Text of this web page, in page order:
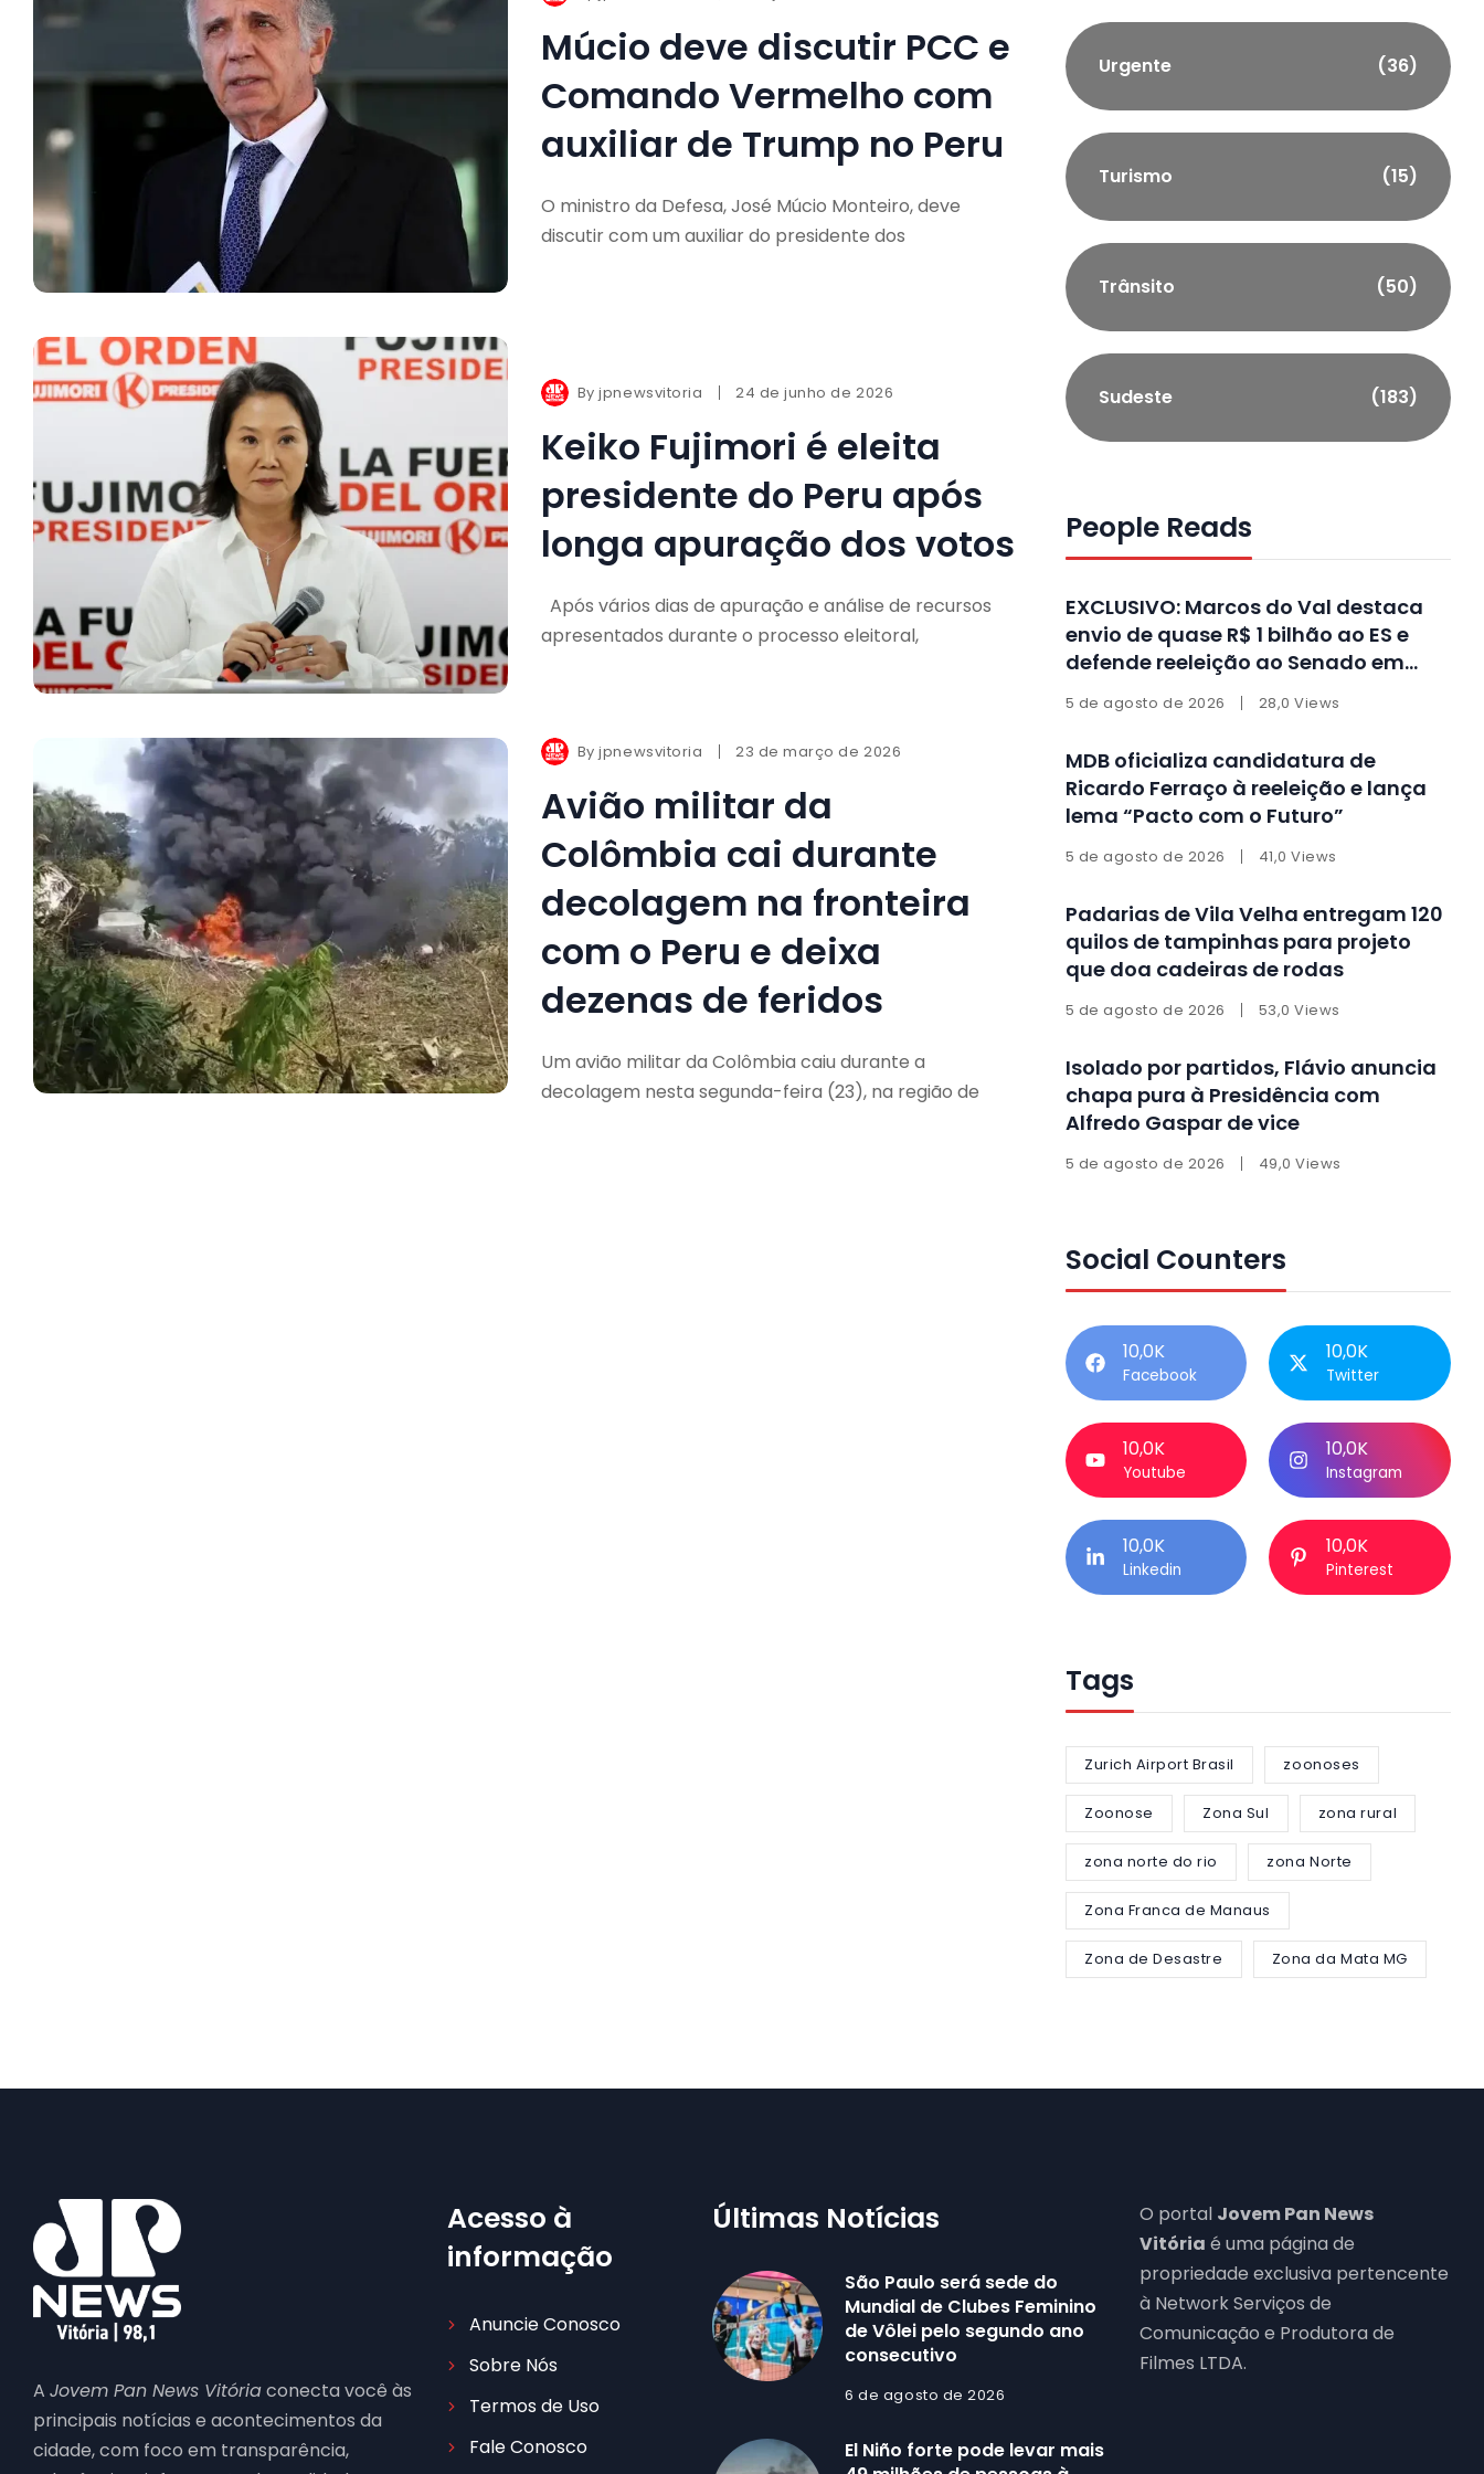
Múcio deve discutir PCC e
Comando Vermelho com
auxiliar de Trump no Peru
O ministro da Defesa, José Múcio Monteiro, deve
discutir com um auxiliar do presidente dos
Byjpnewsvitoria 24 de junho de 2026
Keiko Fujimori é eleita
presidente do Peru após
longa apuração dos votos
Após vários dias de apuração e análise de recursos
apresentados durante o processo eleitoral,
Byjpnewsvitoria 23 de março de 2026
Avião militar da
Colômbia cai durante
decolagem na fronteira
com o Peru e deixa
dezenas de feridos
Um avião militar da Colômbia caiu durante a
decolagem nesta segunda-feira (23), na região de
Urgente (36)
Turismo (15)
Trânsito (50)
Sudeste (183)
People Reads
EXCLUSIVO: Marcos do Val destaca
envio de quase R$ 1 bilhão ao ES e
defende reeleição ao Senado em
5 de agosto de 2026 28,0 Views
MDB oficializa candidatura de
Ricardo Ferraço à reeleição e lança
lema “Pacto com o Futuro”
5 de agosto de 2026 41,0 Views
Padarias de Vila Velha entregam 120
quilos de tampinhas para projeto
que doa cadeiras de rodas
5 de agosto de 2026 53,0 Views
Isolado por partidos, Flávio anuncia
chapa pura à Presidência com
Alfredo Gaspar de vice
5 de agosto de 2026 49,0 Views
Social Counters
10,0K
Facebook
10,0K
Twitter
10,0K
Youtube
10,0K
Instagram
10,0K
Linkedin
10,0K
Pinterest
Tags
Zurich Airport Brasil zoonoses
Zoonose Zona Sul zona rural
zona norte do rio zona Norte
Zona Franca de Manaus
Zona de Desastre Zona da Mata MG
A Jovem Pan News Vitóriaconecta você às
principais notícias e acontecimentos da
cidade, com foco em transparência,
Acesso à
informação
Anuncie Conosco
Sobre Nós
Termos de Uso
Fale Conosco
Últimas Notícias
São Paulo será sede do
Mundial de Clubes Feminino
de Vôlei pelo segundo ano
consecutivo
6 de agosto de 2026
El Niño forte pode levar mais
O portal Jovem Pan News
Vitória é uma página de
propriedade exclusiva pertencente
à Network Serviços de
Comunicação e Produtora de
Filmes LTDA.